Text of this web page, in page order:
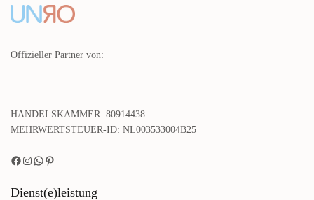
Offizieller Partner von:
HANDELSKAMMER: 80914438
MEHRWERTSTEUER-ID: NL003533004B25
Dienst(e)leistung